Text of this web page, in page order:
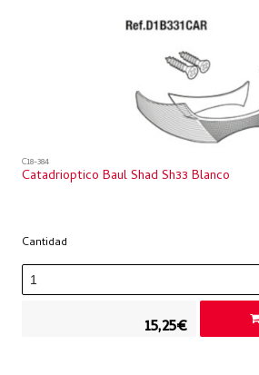
C18-384
Catadrioptico Baul Shad Sh33 Blanco
Cantidad
15,25€